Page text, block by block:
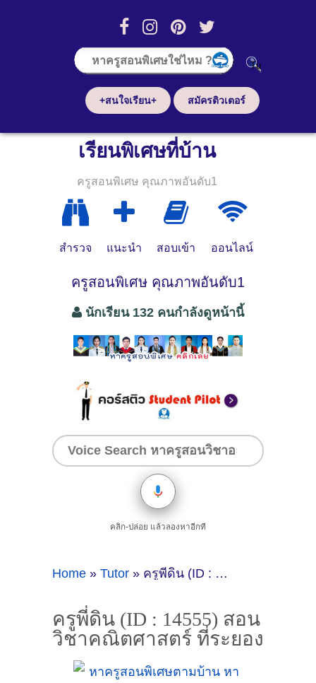
+สนใจเรียน+ สมัครติวเตอร์
เรียนพิเศษที่บ้าน
ครูสอนพิเศษ คุณภาพอันดับ1
สำรวจ แนะนำ สอบเข้า ออนไลน์
ครูสอนพิเศษ คุณภาพอันดับ1
นักเรียน 132 คนกำลังดูหน้านี้
คลิก-ปล่อย แล้วลองหาอีกที
Home » Tutor » ครูพี่ดิน (ID : 14555) สอนวิชาคณิตศาสตร์ ที่ระยอง
ครูพี่ดิน (ID : 14555) สอน
วิชาคณิตศาสตร์ ที่ระยอง